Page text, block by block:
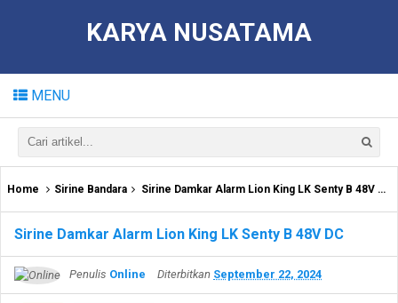
KARYA NUSATAMA
MENU
Home Sirine Bandara Sirine Damkar Alarm Lion King LK Senty B 48V DC
Sirine Damkar Alarm Lion King LK Senty B 48V DC
Penulis Online Diterbitkan September 22, 2024